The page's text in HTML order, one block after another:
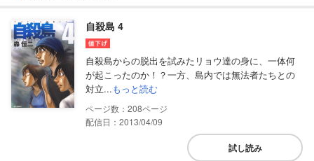
自殺島 4
自殺島からの脱出を試みたリョウ達の身に、一体何
が起こったのか！？一方、島内では無法者たちとの
対立...もっと読む
208
配信日：2013/04/09
試し読み